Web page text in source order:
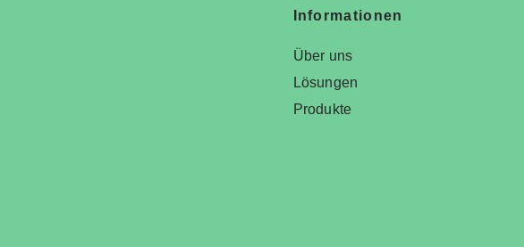
Informationen
Über uns
Lösungen
Produkte